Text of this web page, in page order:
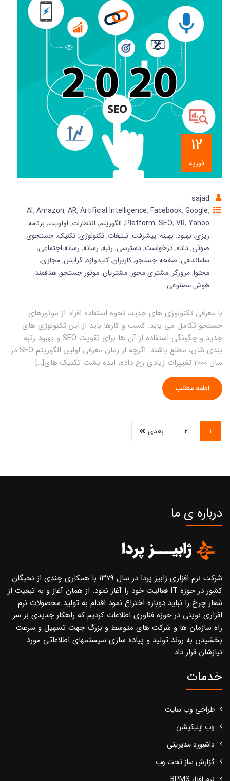
12
فوریه
sajad
AI, Amazon, AR, Artificial Intelligence, Facebook, Google,
Platform, SEO, VR, Yahoo
, الگوریتم, انتظارات, اولویت, برنامه
ریزی, بهبود, بهینه,پیشرفت,تبلیغات,تکنولوژی,تکنیک,جستجوی
صوتی,داده,درخواست,دسترسی, رتبه, رسانه, رسانه اجتماعی,
ساماندهی, صفحه جستجو,کاربران,کلیدواژه,گرایش,مجازی,
محتوا,مرورگر,مشتری محور,مشتریان,موتور جستجو,هدفمند,
هوش مصنوعی
با معرفی تکنولوژی های جدید، نحوه استفاده افراد از موتورهای
جستجو تکامل می یابد. کسب و کارها باید از این تکنولوژی های
جدید و چگونگی استفاده از آن ها برای تقویت SEO و بهبود رتبه
بندی شان، مطلع باشند. اگرچه از زمان معرفی اولین الگوریتم SEO در
سال 2000 تغییرات زیادی رخ داده، ایده پشت تکنیک های[…]
ادامه مطلب
1
2 بعدی
درباره ی ما
شرکت نرم افزاری ژابیز پردا در سال ۱۳۷۹ با همکاری چندی از نخبگان
کشور در حوزه IT فعالیت خود را آغاز نمود. از همان آغاز و به تبعیت از
شعار چرخ را نباید دوباره اختراع نمود اقدام به تولید محصولات نرم
افزاری نوینی در حوزه فناوری اطلاعات کردیم که راهکار جدیدی بر سر
راه سازمان ها و شرکت های متوسط و بزرگ جهت تسهیل و سرعت
بخشیدن به روند تولید و پیاده سازی سیستمهای اطلاعاتی مورد
نیازشان قرار داد.
خدمات
طراحی وب سایت
وب اپلیکیشن
داشبورد مدیریتی
گزارش ساز تحت وب